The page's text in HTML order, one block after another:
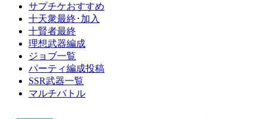
サプチケおすすめ
十天衆最終･加入
十賢者最終
理想武器編成
ジョブ一覧
パーティ編成投稿
SSR武器一覧
マルチバトル